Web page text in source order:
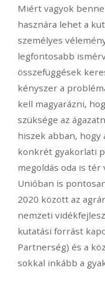
Miért vagyok
hasznára lehet a
személyes
legfontosabb
összefüggések
kényszer a
kell magyarázni,
szüksége az
hiszek abban, hogy
konkrét gyakorlati
megoldás oda is tér
Unióban is
2020 között az
nemzeti
kutatási forrást
Partnerség) és a
sokkal inkább a